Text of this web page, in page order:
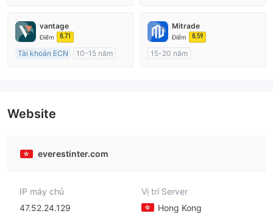
cTrader
Đăng ký tại Nước Úc
vantage
Điểm 8.71
Tài khoản ECN
10-15 năm
Mitrade
Điểm 8.59
15-20 năm
Website
everestinter.com
IP máy chủ
47.52.24.129
Vị trí Server
Hong Kong